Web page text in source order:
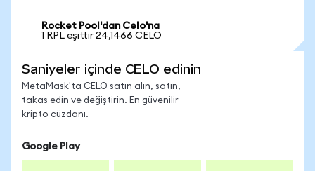
Rocket Pool'dan Celo'na
1 RPL eşittir 24,1466 CELO
Saniyeler içinde CELO edinin
MetaMask'ta CELO satın alın, satın,
takas edin ve değiştirin. En güvenilir
kripto cüzdanı.
Google Play